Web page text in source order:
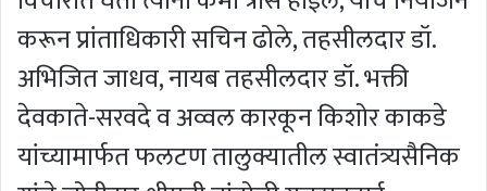
करून प्रांताधिकारी सचिन ढोले, तहसीलदार डॉ.
अभिजित जाधव, नायब तहसीलदार डॉ. भक्ती
देवकाते-सरवदे व अव्वल कारकून किशोर काकडे
यांच्यामार्फत फलटण तालुक्यातील स्वातंत्र्यसैनिक